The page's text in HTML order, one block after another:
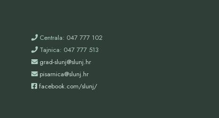
Centrala: 047 777 102
Tajnica: 047 777 513
grad-slunj@slunj.hr
pisarnica@slunj.hr
facebook.com/slunj/